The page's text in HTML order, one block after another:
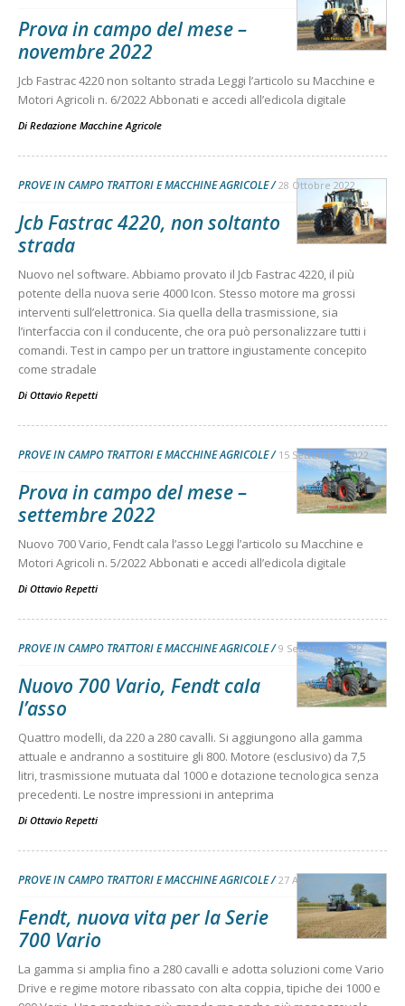
Prova in campo del mese –
novembre 2022
Jcb Fastrac 4220 non soltanto strada Leggi l’articolo su Macchine e
Motori Agricoli n. 6/2022 Abbonati e accedi all’edicola digitale
Di Redazione Macchine Agricole
PROVE IN CAMPO TRATTORI E MACCHINE AGRICOLE 28 Ottobre 2022
Jcb Fastrac 4220, non soltanto
strada
Nuovo nel software. Abbiamo provato il Jcb Fastrac 4220, il più
potente della nuova serie 4000 Icon. Stesso motore ma grossi
interventi sull’elettronica. Sia quella della trasmissione, sia
l’interfaccia con il conducente, che ora può personalizzare tutti i
comandi. Test in campo per un trattore ingiustamente concepito
come stradale
Di Ottavio Repetti
PROVE IN CAMPO TRATTORI E MACCHINE AGRICOLE 15 Settembre 2022
Prova in campo del mese –
settembre 2022
Nuovo 700 Vario, Fendt cala l’asso Leggi l’articolo su Macchine e
Motori Agricoli n. 5/2022 Abbonati e accedi all’edicola digitale
Di Ottavio Repetti
PROVE IN CAMPO TRATTORI E MACCHINE AGRICOLE 9 Settembre 2022
Nuovo 700 Vario, Fendt cala
l’asso
Quattro modelli, da 220 a 280 cavalli. Si aggiungono alla gamma
attuale e andranno a sostituire gli 800. Motore (esclusivo) da 7,5
litri, trasmissione mutuata dal 1000 e dotazione tecnologica senza
precedenti. Le nostre impressioni in anteprima
Di Ottavio Repetti
PROVE IN CAMPO TRATTORI E MACCHINE AGRICOLE 27 Agosto 2022
Fendt, nuova vita per la Serie
700 Vario
La gamma si amplia fino a 280 cavalli e adotta soluzioni come Vario
Drive e regime motore ribassato con alta coppia, tipiche dei 1000 e